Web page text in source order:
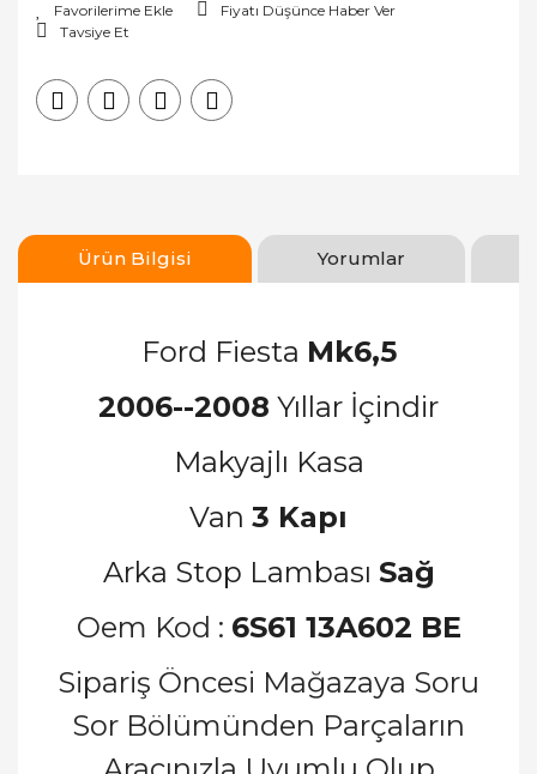
Fiyatı Düşünce Haber Ver
Tavsiye Et
Ürün Bilgisi Yorumlar
Ford Fiesta Mk6,5
2006--2008 Yıllar İçindir
Makyajlı Kasa
Van 3 Kapı
Arka Stop Lambası Sağ
Oem Kod : 6S61 13A602 BE
Sipariş Öncesi Mağazaya Soru
Sor Bölümünden Parçaların